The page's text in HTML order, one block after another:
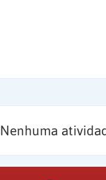
Nenhuma